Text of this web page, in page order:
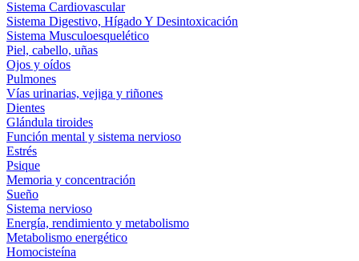
Sistema Cardiovascular
Sistema Digestivo, Hígado Y Desintoxicación
Sistema Musculoesquelético
Piel, cabello, uñas
Ojos y oídos
Pulmones
Vías urinarias, vejiga y riñones
Dientes
Glándula tiroides
Función mental y sistema nervioso
Estrés
Psique
Memoria y concentración
Sueño
Sistema nervioso
Energía, rendimiento y metabolismo
Metabolismo energético
Homocisteína